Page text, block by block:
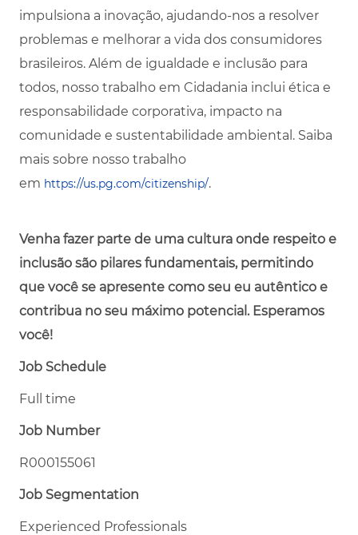
impulsiona a inovação, ajudando-nos a resolver
problemas e melhorar a vida dos consumidores
brasileiros. Além de igualdade e inclusão para
todos, nosso trabalho em Cidadania inclui ética e
responsabilidade corporativa, impacto na
comunidade e sustentabilidade ambiental. Saiba
mais sobre nosso trabalho
em https://us.pg.com/citizenship/.
Venha fazer parte de uma cultura onde respeito e
inclusão são pilares fundamentais, permitindo
que você se apresente como seu eu autêntico e
contribua no seu máximo potencial. Esperamos
você!
Job Schedule
Full time
Job Number
R000155061
Job Segmentation
Experienced Professionals